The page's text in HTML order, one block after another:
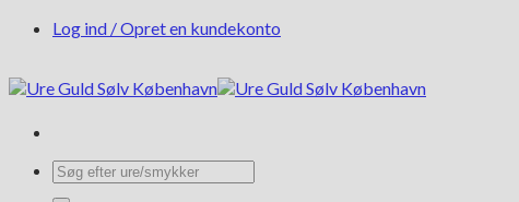
FortsætLog ind / Opret en kundekonto
Søg
efter: